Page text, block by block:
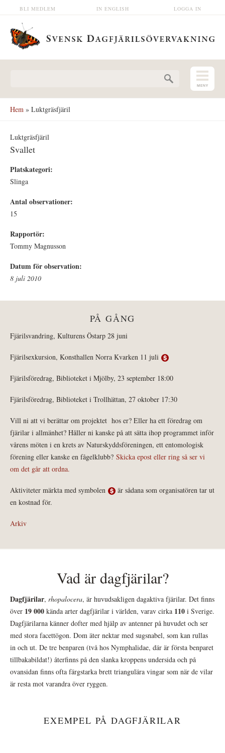
Hoppa till huvudinnehåll LOGGA IN
IN ENGLISH
BLI MEDLEM
Hem » Luktgräsfjäril
Luktgräsfjäril
Svallet
Platskategori:
Slinga
Antal observationer:
15
Rapportör:
Tommy Magnusson
Datum för observation:
8 juli 2010
PÅ GÅNG
Fjärilsvandring, Kulturens Östarp 28 juni
Fjärilsexkursion, Konsthallen Norra Kvarken 11 juli
Fjärilsföredrag, Biblioteket i Mjölby, 23 september 18:00
Fjärilsföredrag, Biblioteket i Trollhättan, 27 oktober 17:30
Vill ni att vi berättar om projektet hos er? Eller ha ett föredrag om
fjärilar i allmänhet? Håller ni kanske på att sätta ihop programmet inför
vårens möten i en krets av Naturskyddsföreningen, ett entomologisk
förening eller kanske en fågelklubb? Skicka epost eller ring så ser vi
om det går att ordna.
Aktiviteter märkta med symbolen
är sådana som organisatören tar ut
en kostnad för.
Arkiv
Vad är dagfjärilar?
Dagfjärilar, rhopalocera, är huvudsakligen dagaktiva fjärilar. Det finns
över 19 000 kända arter dagfjärilar i världen, varav cirka 110 i Sverige.
Dagfjärilarna känner dofter med hjälp av antenner på huvudet och ser
med stora facettögon. Dom äter nektar med sugsnabel, som kan rullas
in och ut. De tre benparen (två hos Nymphalidae, där är första benparet
tillbakabildat!) återfinns på den slanka kroppens undersida och på
ovansidan finns ofta färgstarka brett triangulära vingar som när de vilar
är resta mot varandra över ryggen.
EXEMPEL PÅ DAGFJÄRILAR